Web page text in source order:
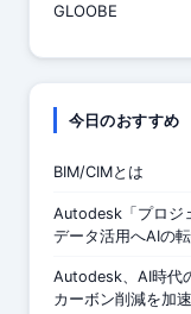
GLOOBE
今日のおすすめ
BIM/CIMとは
Autodesk「プロジ
データ活用へAIの
Autodesk、AI時代
カーボン削減を加速